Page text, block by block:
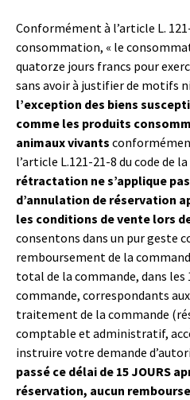
Conformément à l’article L.
consommation, « le
quatorze jours francs pour
sans avoir à justifier de motifs
l’exception des biens
comme les produits
animaux vivants
l’article L.121-21-8 du code de
rétractation ne s’applique
d’annulation de réservation
les conditions de vente lors
consentons dans un pur geste
remboursement de la
total de la commande, dans les
commande, correspondants
traitement de la commande
comptable et administratif,
instruire votre demande
passé ce délai de 15 JOURS
réservation, aucun